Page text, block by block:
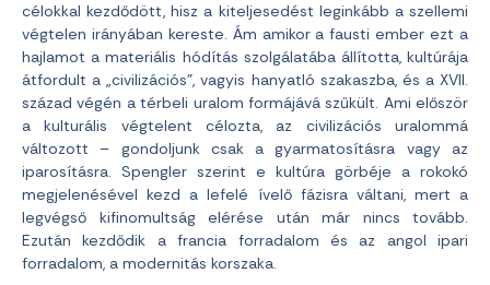
célokkal kezdődött, hisz a kiteljesedést leginkább a szellemi
végtelen irányában kereste. Ám amikor a fausti ember ezt a
hajlamot a materiális hódítás szolgálatába állította, kultúrája
átfordult a „civilizációs”, vagyis hanyatló szakaszba, és a XVII.
század végén a térbeli uralom formájává szűkült. Ami először
a kulturális végtelent célozta, az civilizációs uralommá
változott – gondoljunk csak a gyarmatosításra vagy az
iparosításra. Spengler szerint e kultúra görbéje a rokokó
megjelenésével kezd a lefelé ívelő fázisra váltani, mert a
legvégső kifinomultság elérése után már nincs tovább.
Ezután kezdődik a francia forradalom és az angol ipari
forradalom, a modernitás korszaka.